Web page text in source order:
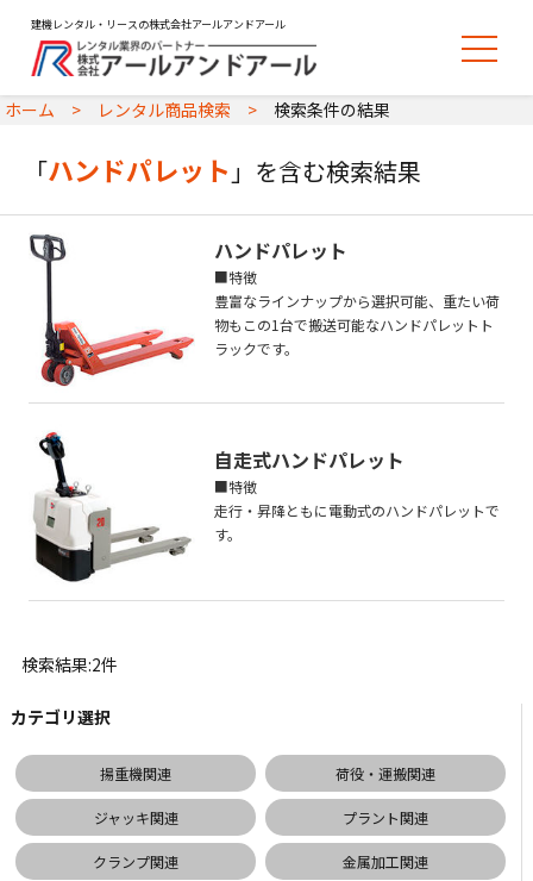
建機レンタル・リースの株式会社アールアンドアール
ホーム レンタル商品検索 検索条件の結果
「ハンドパレット 」を含む検索結果
カテゴリ選択
揚重機関連 荷役・運搬関連
ジャッキ関連 プラント関連
クランプ関連 金属加工関連
ハンドパレット
■特徴
豊富なラインナップから選択可能、重たい荷
物もこの1台で搬送可能なハンドパレットト
ラックです。
自走式ハンドパレット
■特徴
走行・昇降ともに電動式のハンドパレットで
す。
検索結果:2件